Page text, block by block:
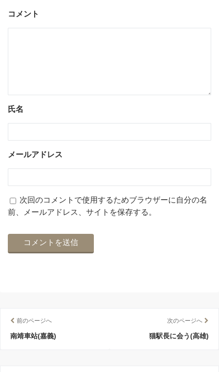
コメント
氏名
メールアドレス
次回のコメントで使用するためブラウザーに自分の名
前、メールアドレス、サイトを保存する。
前のページへ
南靖車站(嘉義)
次のページへ
猫駅長に会う(高雄)